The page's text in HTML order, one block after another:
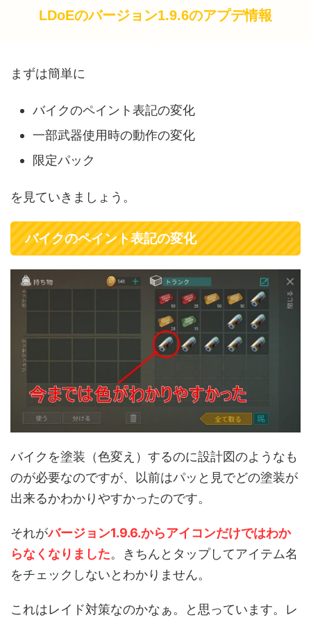
LDoEのバージョン1.9.6のアプデ情報
まずは簡単に
バイクのペイント表記の変化
一部武器使用時の動作の変化
限定パック
を見ていきましょう。
バイクのペイント表記の変化
バイクを塗装（色変え）するのに設計図のようなも
のが必要なのですが、以前はパッと見でどの塗装が
出来るかわかりやすかったのです。
それがバージョン1.9.6.からアイコンだけではわか
らなくなりました。きちんとタップしてアイテム名
をチェックしないとわかりません。
これはレイド対策なのかなぁ。と思っています。レ